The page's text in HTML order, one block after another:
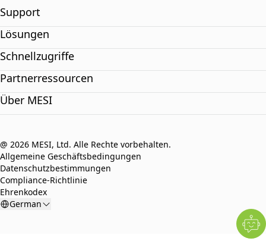
Support
Lösungen
Schnellzugriffe
Partnerressourcen
Über MESI
@ 2026 MESI, Ltd. Alle Rechte vorbehalten.
Allgemeine Geschäftsbedingungen
Datenschutzbestimmungen
Compliance-Richtlinie
Ehrenkodex
German